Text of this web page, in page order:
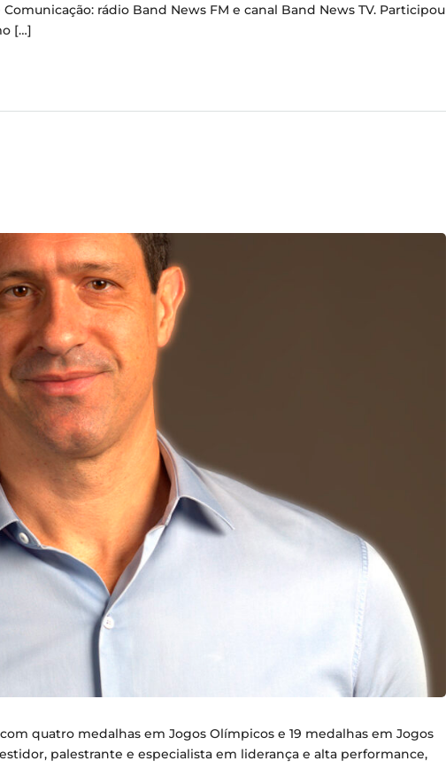
rádio Band News FM e canal Band News TV. Participou
[…]
quatro medalhas em Jogos Olímpicos e 19 medalhas em Jogos
palestrante e especialista em liderança e alta performance,